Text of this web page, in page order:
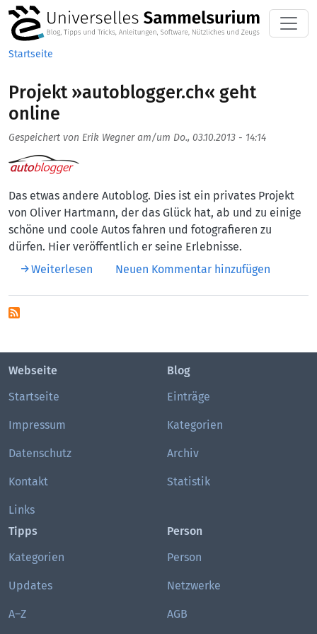
Direkt zum Inhalt
Startseite
Projekt »autoblogger.ch« geht
online
Gespeichert von Erik Wegneram/um Do., 03.10.2013 - 14:14
Aufmacherbild
Das etwas andere Autoblog. Dies ist ein privates Projekt
von Oliver Hartmann, der das Glück hat, ab und zu einige
schöne und coole Autos fahren und fotografieren zu
dürfen. Hier veröffentlich er seine Erlebnisse.
Weiterlesen über Projekt »autoblogger.ch« geht online
Neuen Kommentar hinzufügen
Webseite
Startseite
Impressum
Datenschutz
Kontakt
Links
Blog
Einträge
Kategorien
Archiv
Statistik
Tipps
Kategorien
Updates
A–Z
Person
Person
Netzwerke
AGB